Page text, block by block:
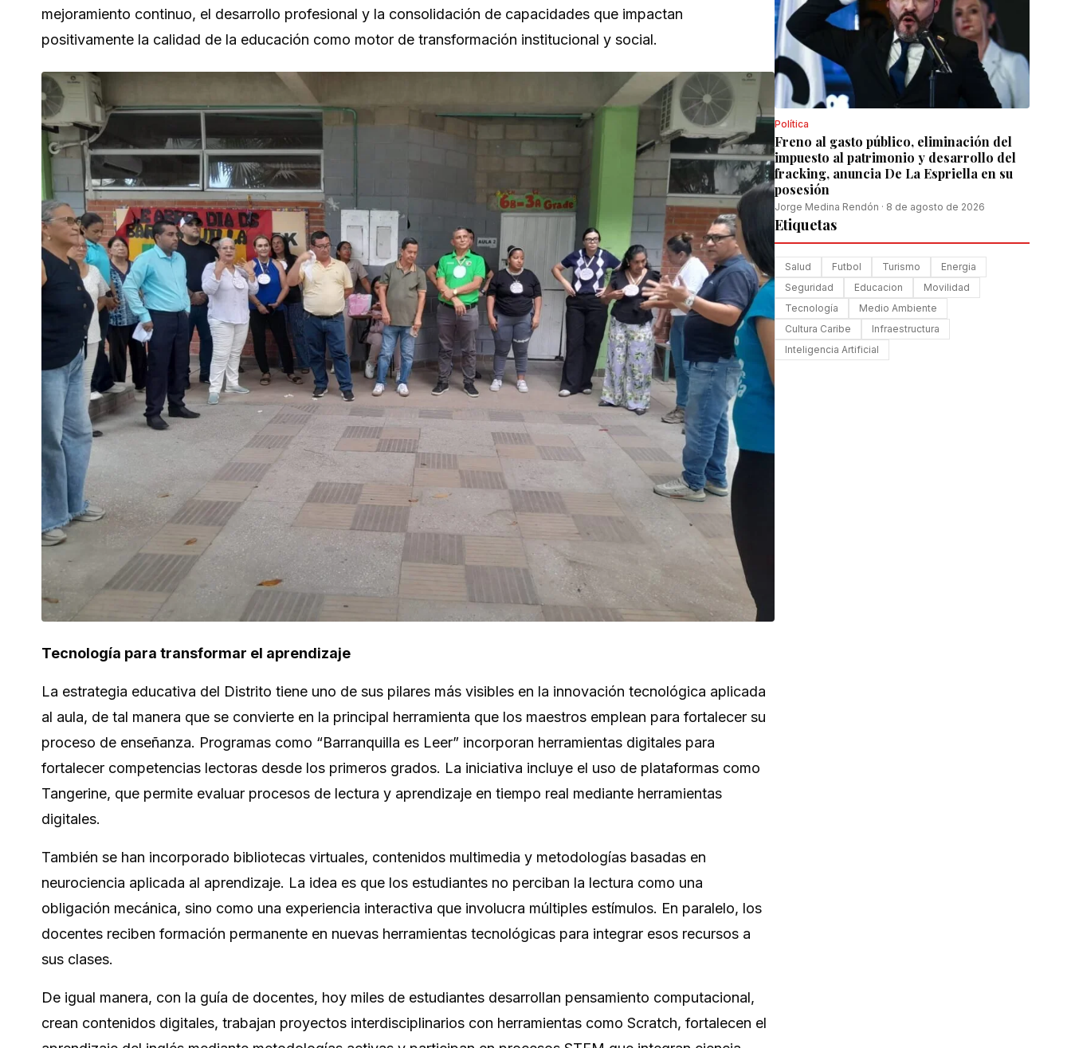
mejoramiento continuo, el desarrollo profesional y la consolidación de capacidades que impactan
positivamente la calidad de la educación como motor de transformación institucional y social.
Tecnología para transformar el aprendizaje
La estrategia educativa del Distrito tiene uno de sus pilares más visibles en la innovación tecnológica aplicada
al aula, de tal manera que se convierte en la principal herramienta que los maestros emplean para fortalecer su
proceso de enseñanza. Programas como “Barranquilla es Leer” incorporan herramientas digitales para
fortalecer competencias lectoras desde los primeros grados. La iniciativa incluye el uso de plataformas como
Tangerine, que permite evaluar procesos de lectura y aprendizaje en tiempo real mediante herramientas
digitales.
También se han incorporado bibliotecas virtuales, contenidos multimedia y metodologías basadas en
neurociencia aplicada al aprendizaje. La idea es que los estudiantes no perciban la lectura como una
obligación mecánica, sino como una experiencia interactiva que involucra múltiples estímulos. En paralelo, los
docentes reciben formación permanente en nuevas herramientas tecnológicas para integrar esos recursos a
sus clases.
De igual manera, con la guía de docentes, hoy miles de estudiantes desarrollan pensamiento computacional,
crean contenidos digitales, trabajan proyectos interdisciplinarios con herramientas como Scratch, fortalecen el
Política
Freno al gasto público, eliminación del
impuesto al patrimonio y desarrollo del
fracking, anuncia De La Espriella en su
posesión
Jorge Medina Rendón · 8 de agosto de 2026
Etiquetas
Salud Futbol Turismo
Energia
Seguridad
Educacion
Movilidad
Tecnología
Medio Ambiente
Cultura Caribe
Infraestructura
Inteligencia Artificial